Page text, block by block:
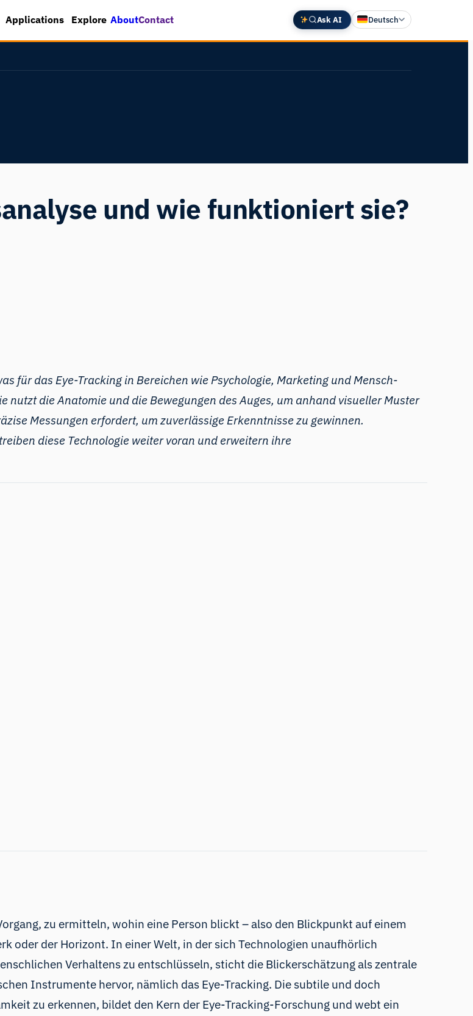
Applications Explore AboutContact Ask AI Deutsch
English
und wie funktioniert sie?
für das Eye-Tracking in Bereichen wie Psychologie, Marketing und Mensch-
die Anatomie und die Bewegungen des Auges, um anhand visueller Muster
Messungen erfordert, um zuverlässige Erkenntnisse zu gewinnen.
diese Technologie weiter voran und erweitern ihre
zu ermitteln, wohin eine Person blickt – also den Blickpunkt auf einem
oder der Horizont. In einer Welt, in der sich Technologien unaufhörlich
Verhaltens zu entschlüsseln, sticht die Blickerschätzung als zentrale
Instrumente hervor, nämlich das Eye-Tracking. Die subtile und doch
zu erkennen, bildet den Kern der Eye-Tracking-Forschung und webt ein